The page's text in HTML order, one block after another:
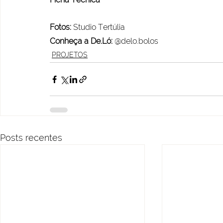
Fotos: Studio Tertúlia
Conheça a De.Ló: @delo.bolos
PROJETOS
Posts recentes